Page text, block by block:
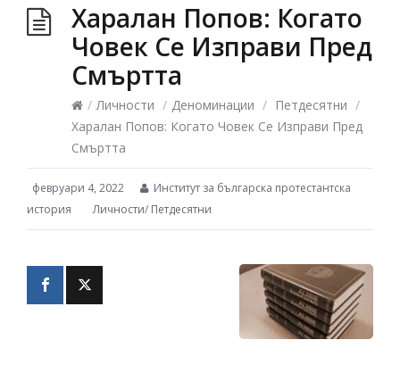
Харалан Попов: Когато
Човек Се Изправи Пред
Смъртта
/ Личности / Деноминации / Петдесятни /
Харалан Попов: Когато Човек Се Изправи Пред
Смъртта
февруари 4, 2022
Институт за българска протестантска
история
Личности/ Петдесятни